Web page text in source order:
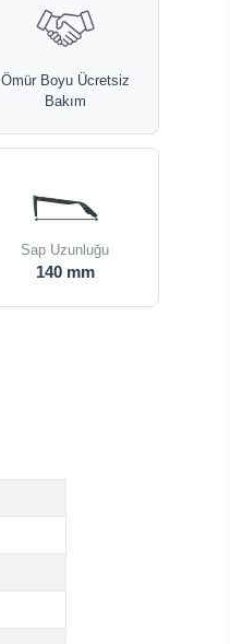
Ömür Boyu Ücretsiz
Bakım
Sap Uzunluğu
140 mm